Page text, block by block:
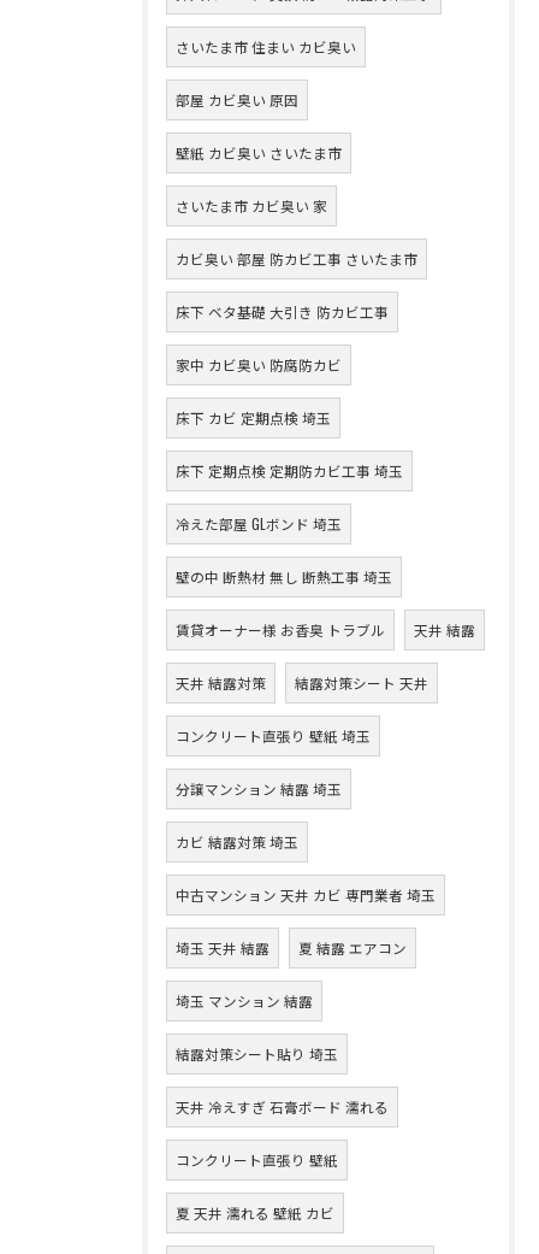
さいたま市 住まい カビ臭い
部屋 カビ臭い 原因
壁紙 カビ臭い さいたま市
さいたま市 カビ臭い 家
カビ臭い 部屋 防カビ工事 さいたま市
床下 ベタ基礎 大引き 防カビ工事
家中 カビ臭い 防腐防カビ
床下 カビ 定期点検 埼玉
床下 定期点検 定期防カビ工事 埼玉
冷えた部屋 GLボンド 埼玉
壁の中 断熱材 無し 断熱工事 埼玉
賃貸オーナー様 お香臭 トラブル 天井 結露
天井 結露対策 結露対策シート 天井
コンクリート直張り 壁紙 埼玉
分譲マンション 結露 埼玉
カビ 結露対策 埼玉
中古マンション 天井 カビ 専門業者 埼玉
埼玉 天井 結露 夏 結露 エアコン
埼玉 マンション 結露
結露対策シート貼り 埼玉
天井 冷えすぎ 石膏ボード 濡れる
コンクリート直張り 壁紙
夏 天井 濡れる 壁紙 カビ